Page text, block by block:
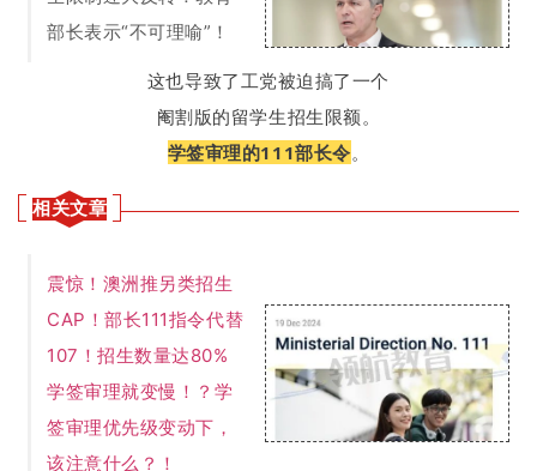
部长表示“不可理喻”！
这也导致了工党被迫搞了一个
阉割版的留学生招生限额。
学签审理的111部长令。
相关文章
震惊！澳洲推另类招生
CAP！部长111指令代替
107！招生数量达80%
学签审理就变慢！？学
签审理优先级变动下，
该注意什么？！